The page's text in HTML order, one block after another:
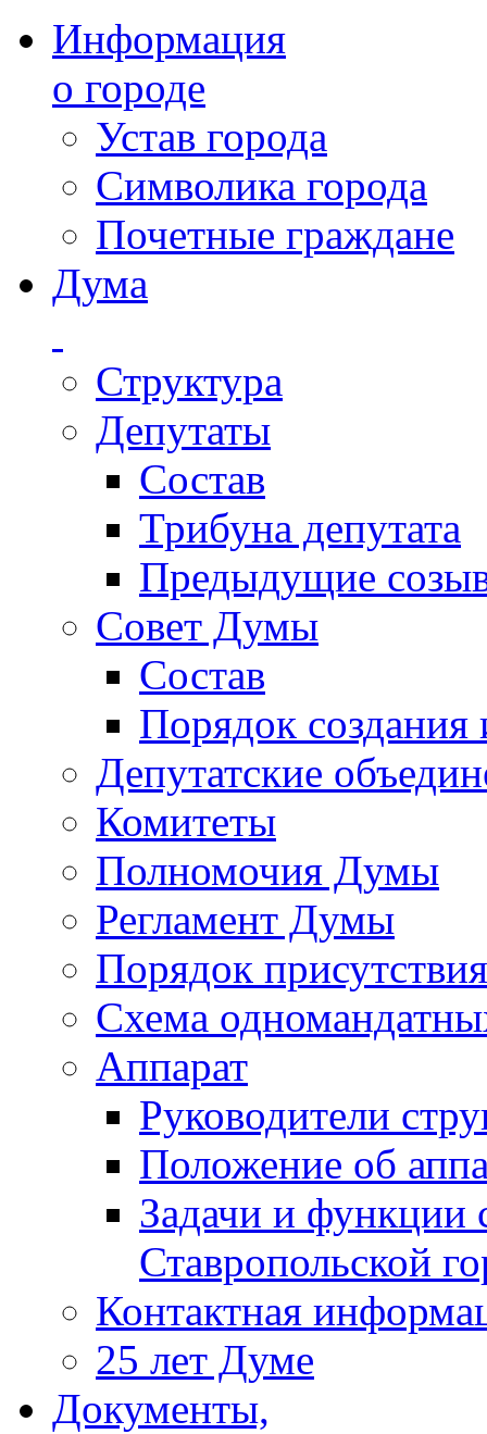
Информация
о городе
Устав города
Символика города
Почетные граждане
Дума
Структура
Депутаты
Состав
Трибуна депутата
Предыдущие
Совет Думы
Состав
Порядок создания
Депутатские
Комитеты
Полномочия Думы
Регламент Думы
Порядок
Схема
Аппарат
Руководители
Положение об
Задачи и функции
Ставропольской
Контактная
25 лет Думе
Документы,